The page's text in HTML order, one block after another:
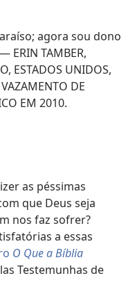
agora sou dono
ERIN TAMBER,
ESTADOS UNIDOS,
DE
EM 2010.
as péssimas
que Deus seja
nos faz sofrer?
a essas
O Que a Bíblia
Testemunhas de